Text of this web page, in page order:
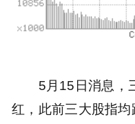
5月15日消息，
红，此前三大股指